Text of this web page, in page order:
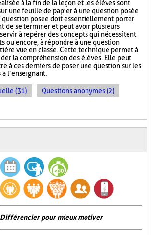
à la fin de la leçon et les élèves sont
une feuille de papier à une question posée
question posée doit essentiellement porter
de se terminer et peut avoir plusieurs
à repérer des concepts qui nécessitent
ou encore, à répondre à une question
vue en classe. Cette technique permet à
la compréhension des élèves. Elle peut
à ces derniers de poser une question sur les
l’enseignant.
(31) Questions anonymes (2)
Différencier pour mieux motiver